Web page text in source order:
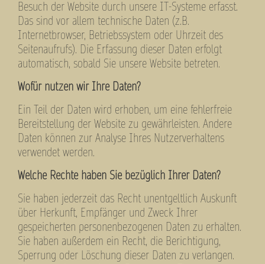
Besuch der Website durch unsere IT-Systeme erfasst.
Das sind vor allem technische Daten (z.B.
Internetbrowser, Betriebssystem oder Uhrzeit des
Seitenaufrufs). Die Erfassung dieser Daten erfolgt
automatisch, sobald Sie unsere Website betreten.
Wofür nutzen wir Ihre Daten?
Ein Teil der Daten wird erhoben, um eine fehlerfreie
Bereitstellung der Website zu gewährleisten. Andere
Daten können zur Analyse Ihres Nutzerverhaltens
verwendet werden.
Welche Rechte haben Sie bezüglich Ihrer Daten?
Sie haben jederzeit das Recht unentgeltlich Auskunft
über Herkunft, Empfänger und Zweck Ihrer
gespeicherten personenbezogenen Daten zu erhalten.
Sie haben außerdem ein Recht, die Berichtigung,
Sperrung oder Löschung dieser Daten zu verlangen.